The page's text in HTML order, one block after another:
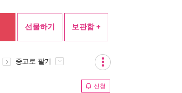
선물하기 보관함 +
중고로 팔기
신청